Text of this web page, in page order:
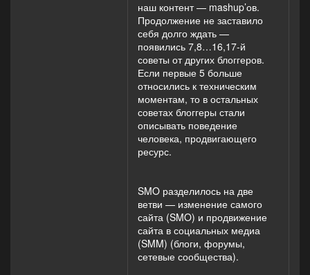
наш контент — mashup’ов.
Продолжение не заставило
себя долго ждать —
появились 7,8…16,17-й
советы от других блоггеров.
Если первые 5 больше
относились к техническим
моментам, то в остальных
советах блоггеры стали
описывать поведение
человека, продвигающего
ресурс.
SMO разделилось на две
ветви — изменение самого
сайта (SMO) и продвижение
сайта в социальных медиа
(SMM) (блоги, форумы,
сетевые сообщества).